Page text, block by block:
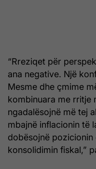
“Rreziqet për
ana negative. Një
Mesme dhe çmime
kombinuara me rritje
ngadalësojnë më tej
mbajnë inflacionin të
dobësojnë
konsolidimin fiskal,”